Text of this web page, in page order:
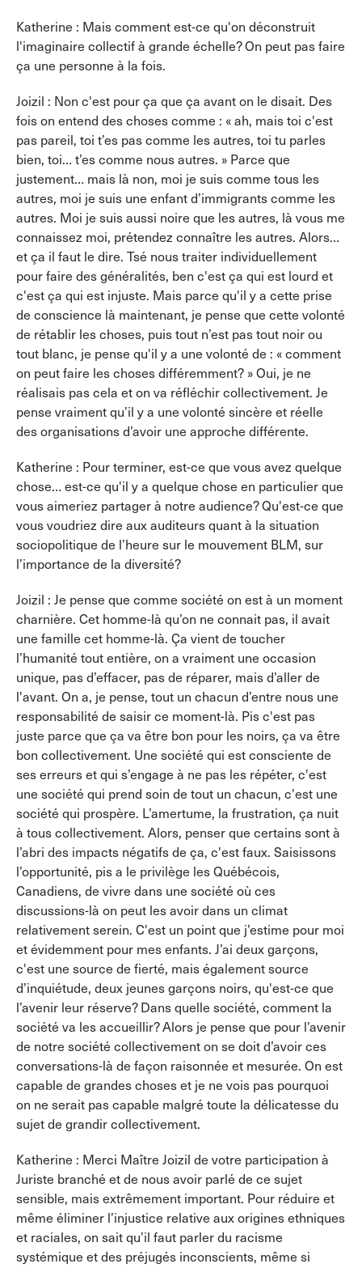
Katherine : Mais comment est-ce qu'on déconstruit
l'imaginaire collectif à grande échelle? On peut pas faire
ça une personne à la fois.
Joizil : Non c'est pour ça que ça avant on le disait. Des
fois on entend des choses comme : « ah, mais toi c'est
pas pareil, toi t’es pas comme les autres, toi tu parles
bien, toi… t’es comme nous autres. » Parce que
justement… mais là non, moi je suis comme tous les
autres, moi je suis une enfant d’immigrants comme les
autres. Moi je suis aussi noire que les autres, là vous me
connaissez moi, prétendez connaître les autres. Alors…
et ça il faut le dire. Tsé nous traiter individuellement
pour faire des généralités, ben c'est ça qui est lourd et
c'est ça qui est injuste. Mais parce qu'il y a cette prise
de conscience là maintenant, je pense que cette volonté
de rétablir les choses, puis tout n’est pas tout noir ou
tout blanc, je pense qu'il y a une volonté de : « comment
on peut faire les choses différemment? » Oui, je ne
réalisais pas cela et on va réfléchir collectivement. Je
pense vraiment qu’il y a une volonté sincère et réelle
des organisations d’avoir une approche différente.
Katherine : Pour terminer, est-ce que vous avez quelque
chose… est-ce qu'il y a quelque chose en particulier que
vous aimeriez partager à notre audience? Qu'est-ce que
vous voudriez dire aux auditeurs quant à la situation
sociopolitique de l’heure sur le mouvement BLM, sur
l’importance de la diversité?
Joizil : Je pense que comme société on est à un moment
charnière. Cet homme-là qu’on ne connait pas, il avait
une famille cet homme-là. Ça vient de toucher
l’humanité tout entière, on a vraiment une occasion
unique, pas d’effacer, pas de réparer, mais d’aller de
l'avant. On a, je pense, tout un chacun d’entre nous une
responsabilité de saisir ce moment-là. Pis c'est pas
juste parce que ça va être bon pour les noirs, ça va être
bon collectivement. Une société qui est consciente de
ses erreurs et qui s’engage à ne pas les répéter, c'est
une société qui prend soin de tout un chacun, c'est une
société qui prospère. L’amertume, la frustration, ça nuit
à tous collectivement. Alors, penser que certains sont à
l’abri des impacts négatifs de ça, c'est faux. Saisissons
l’opportunité, pis a le privilège les Québécois,
Canadiens, de vivre dans une société où ces
discussions-là on peut les avoir dans un climat
relativement serein. C'est un point que j’estime pour moi
et évidemment pour mes enfants. J’ai deux garçons,
c'est une source de fierté, mais également source
d’inquiétude, deux jeunes garçons noirs, qu'est-ce que
l’avenir leur réserve? Dans quelle société, comment la
société va les accueillir? Alors je pense que pour l’avenir
de notre société collectivement on se doit d’avoir ces
conversations-là de façon raisonnée et mesurée. On est
capable de grandes choses et je ne vois pas pourquoi
on ne serait pas capable malgré toute la délicatesse du
sujet de grandir collectivement.
Katherine : Merci Maître Joizil de votre participation à
Juriste branché et de nous avoir parlé de ce sujet
sensible, mais extrêmement important. Pour réduire et
même éliminer l’injustice relative aux origines ethniques
et raciales, on sait qu’il faut parler du racisme
systémique et des préjugés inconscients, même si